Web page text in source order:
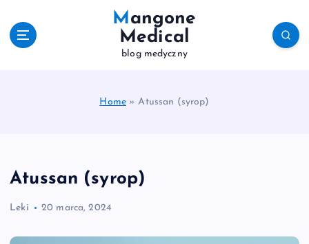
Mangone
Medical
blog medyczny
Home »Atussan (syrop)
Atussan (syrop)
Leki 20 marca, 2024